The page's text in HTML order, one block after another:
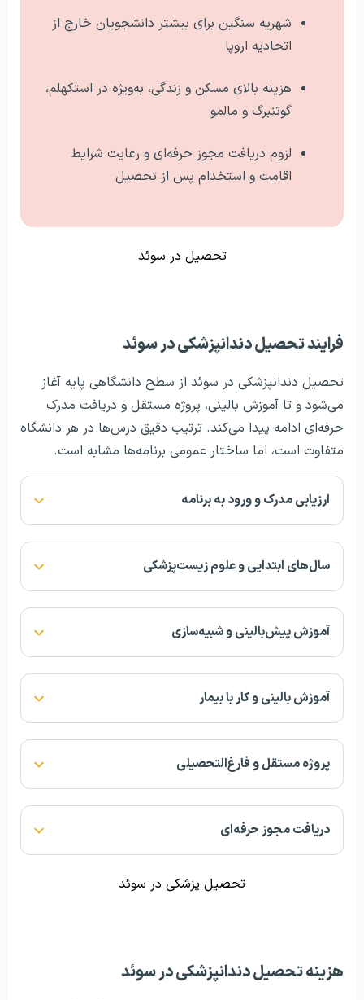
شهریه سنگین برای بیشتر دانشجویان خارج از
اتحادیه اروپا
هزینه بالای مسکن و زندگی، به‌ویژه در استکهلم،
گوتنبرگ و مالمو
لزوم دریافت مجوز حرفه‌ای و رعایت شرایط
اقامت و استخدام پس از تحصیل
تحصیل در سوئد
فرایند تحصیل دندانپزشکی در سوئد
تحصیل دندانپزشکی در سوئد از سطح دانشگاهی پایه آغاز
می‌شود و تا آموزش بالینی، پروژه مستقل و دریافت مدرک
حرفه‌ای ادامه پیدا می‌کند. ترتیب دقیق درس‌ها در هر دانشگاه
متفاوت است، اما ساختار عمومی برنامه‌ها مشابه است.
ارزیابی مدرک و ورود به برنامه
سال‌های ابتدایی و علوم زیست‌پزشکی
آموزش پیش‌بالینی و شبیه‌سازی
آموزش بالینی و کار با بیمار
پروژه مستقل و فارغ‌التحصیلی
دریافت مجوز حرفه‌ای
تحصیل پزشکی در سوئد
هزینه تحصیل دندانپزشکی در سوئد